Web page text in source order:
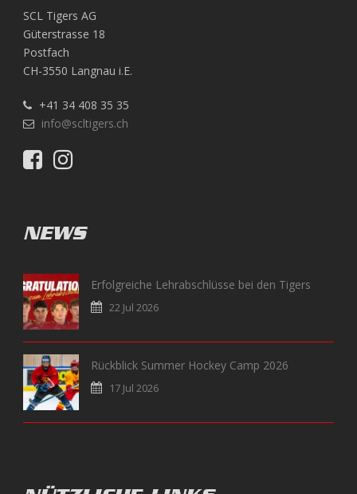
SCL Tigers AG
Güterstrasse 18
Postfach
CH-3550 Langnau i.E.
+41 34 408 35 35
info@scltigers.ch
NEWS
Erfolgreiche Lehrabschlüsse bei den Tigers
22 Jul 2026
Rückblick Summer Hockey Camp 2026
17 Jul 2026